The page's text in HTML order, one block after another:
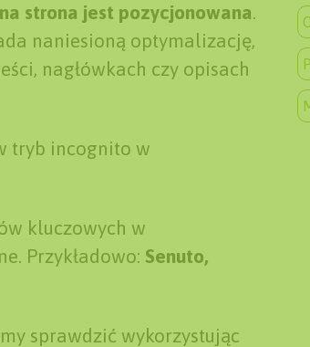
strona jest pozycjonowana.
naniesioną optymalizację,
nagłówkach czy opisach
tryb incognito w
kluczowych w
Przykładowo: Senuto,
sprawdzić wykorzystując